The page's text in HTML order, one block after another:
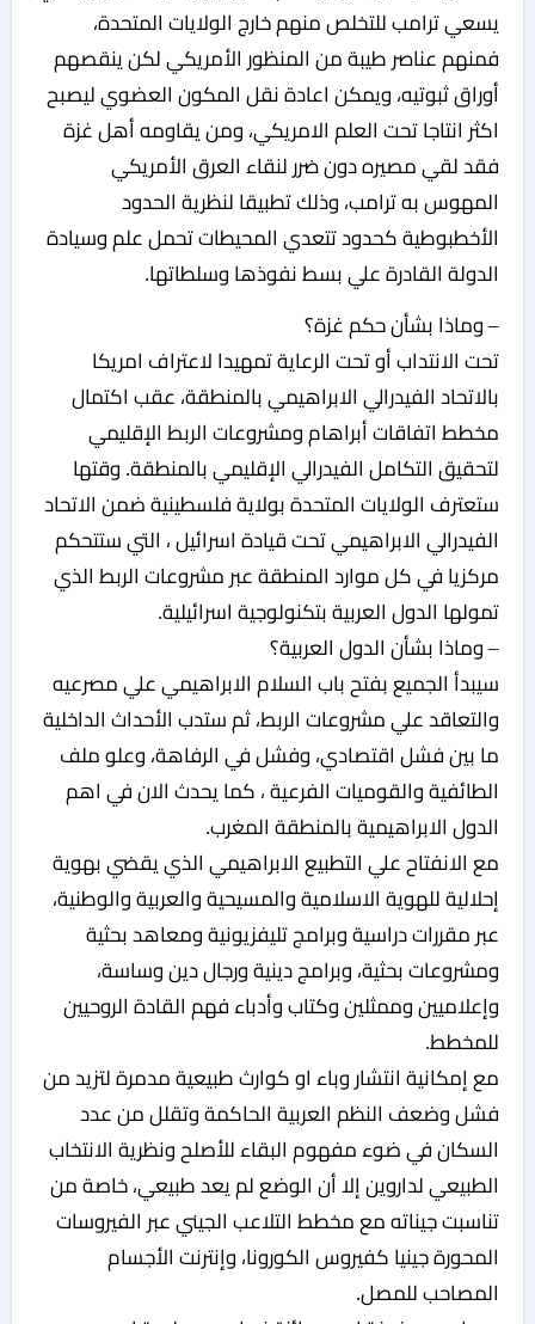
يسعي ترامب للتخلص منهم خارج الولايات المتحدة،
فمنهم عناصر طيبة من المنظور الأمريكي لكن ينقصهم
أوراق ثبوتيه، ويمكن اعادة نقل المكون العضوي ليصبح
اكثر انتاجا تحت العلم الامريكي، ومن يقاومه أهل غزة
فقد لقي مصيره دون ضرر لنقاء العرق الأمريكي
المهوس به ترامب، وذلك تطبيقا لنظرية الحدود
الأخطبوطية كحدود تتعدي المحيطات تحمل علم وسيادة
الدولة القادرة علي بسط نفوذها وسلطاتها.
– وماذا بشأن حكم غزة؟
تحت الانتداب أو تحت الرعاية تمهيدا لاعتراف امريكا
بالاتحاد الفيدرالي الابراهيمي بالمنطقة، عقب اكتمال
مخطط اتفاقات أبراهام ومشروعات الربط الإقليمي
لتحقيق التكامل الفيدرالي الإقليمي بالمنطقة. وقتها
ستعترف الولايات المتحدة بولاية فلسطينية ضمن الاتحاد
الفيدرالي الابراهيمي تحت قيادة اسرائيل ، التي ستتحكم
مركزيا في كل موارد المنطقة عبر مشروعات الربط الذي
تمولها الدول العربية بتكنولوجية اسرائيلية.
– وماذا بشأن الدول العربية؟
سيبدأ الجميع بفتح باب السلام الابراهيمي علي مصرعيه
والتعاقد علي مشروعات الربط، ثم ستدب الأحداث الداخلية
ما بين فشل اقتصادي، وفشل في الرفاهة، وعلو ملف
الطائفية والقوميات الفرعية ، كما يحدث الان في اهم
الدول الابراهيمية بالمنطقة المغرب.
مع الانفتاح علي التطبيع الابراهيمي الذي يقضي بهوية
إحلالية للهوية الاسلامية والمسيحية والعربية والوطنية،
عبر مقررات دراسية وبرامج تليفزيونية ومعاهد بحثية
ومشروعات بحثية، وبرامج دينية ورجال دين وساسة،
وإعلاميين وممثلين وكتاب وأدباء فهم القادة الروحيين
للمخطط.
مع إمكانية انتشار وباء او كوارث طبيعية مدمرة لتزيد من
فشل وضعف النظم العربية الحاكمة وتقلل من عدد
السكان في ضوء مفهوم البقاء للأصلح ونظرية الانتخاب
الطبيعي لداروين إلا أن الوضع لم يعد طبيعي، خاصة من
تناسبت جيناته مع مخطط التلاعب الجيني عبر الفيروسات
المحورة جينيا كفيروس الكورونا، وإنترنت الأجسام
المصاحب للمصل.